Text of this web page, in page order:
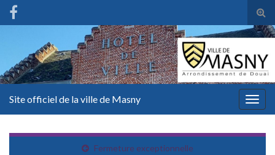
Site officiel de la ville de Masny
Fermeture exceptionnelle